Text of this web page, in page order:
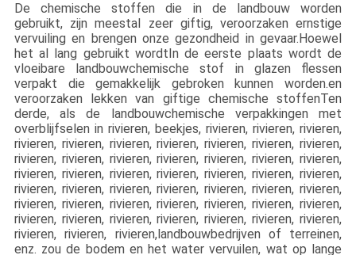
De chemische stoffen die in de landbouw worden
gebruikt, zijn meestal zeer giftig, veroorzaken ernstige
vervuiling en brengen onze gezondheid in gevaar.Hoewel
het al lang gebruikt wordtIn de eerste plaats wordt de
vloeibare landbouwchemische stof in glazen flessen
verpakt die gemakkelijk gebroken kunnen worden.en
veroorzaken lekken van giftige chemische stoffenTen
derde, als de landbouwchemische verpakkingen met
overblijfselen in rivieren, beekjes, rivieren, rivieren, rivieren,
rivieren, rivieren, rivieren, rivieren, rivieren, rivieren, rivieren,
rivieren, rivieren, rivieren, rivieren, rivieren, rivieren, rivieren,
rivieren, rivieren, rivieren, rivieren, rivieren, rivieren, rivieren,
rivieren, rivieren, rivieren, rivieren, rivieren, rivieren, rivieren,
rivieren, rivieren, rivieren, rivieren, rivieren, rivieren, rivieren,
rivieren, rivieren, rivieren, rivieren, rivieren, rivieren, rivieren,
rivieren, rivieren, rivieren,landbouwbedrijven of terreinen,
enz. zou de bodem en het water vervuilen, wat op lange